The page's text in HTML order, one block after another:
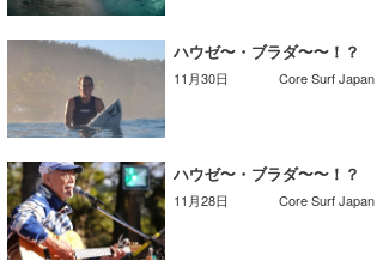
ハウゼ〜・ブラダ〜〜！？
11月30日 Core Surf Japan
ハウゼ〜・ブラダ〜〜！？
11月28日 Core Surf Japan
大阪
四国
沖縄
サーファーズ